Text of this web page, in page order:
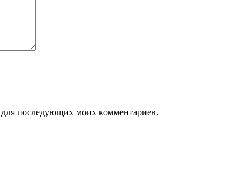
для последующих моих комментариев.